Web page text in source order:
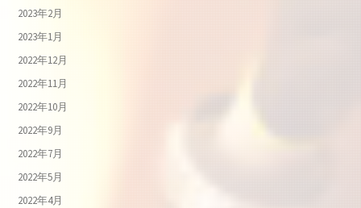
2023年2月
2023年1月
2022年12月
2022年11月
2022年10月
2022年9月
2022年7月
2022年5月
2022年4月